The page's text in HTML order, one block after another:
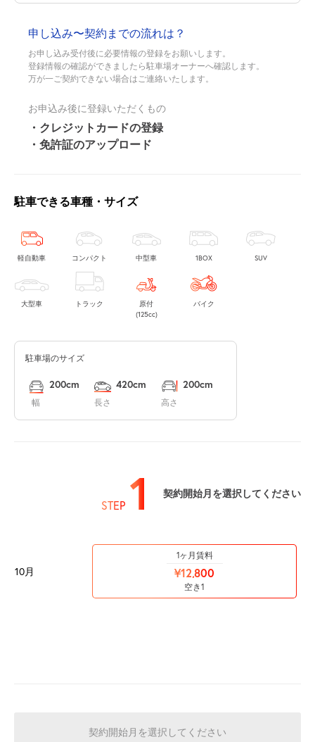
申し込み〜契約までの流れは？
お申し込み受付後に必要情報の登録をお願いします。
登録情報の確認ができましたら駐車場オーナーへ確認します。
万が一ご契約できない場合はご連絡いたします。
お申込み後に登録いただくもの
・クレジットカードの登録
・免許証のアップロード
駐車できる車種・サイズ
軽自動車 コンパクト 中型車 1BOX SUV
大型車 トラック
原付
(125cc)
バイク
駐車場のサイズ
幅
200cm
長さ
420cm
高さ
200cm
STEP 1 契約開始月を選択してください
10月
1ヶ月賃料
¥12,800
空き1
契約開始月を選択してください